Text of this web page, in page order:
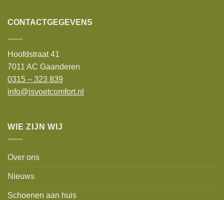
CONTACTGEGEVENS
Hoofdstraat 41
7011 AC Gaanderen
0315 – 323 839
info@jsvoetcomfort.nl
WIE ZIJN WIJ
Over ons
Nieuws
Schoenen aan huis